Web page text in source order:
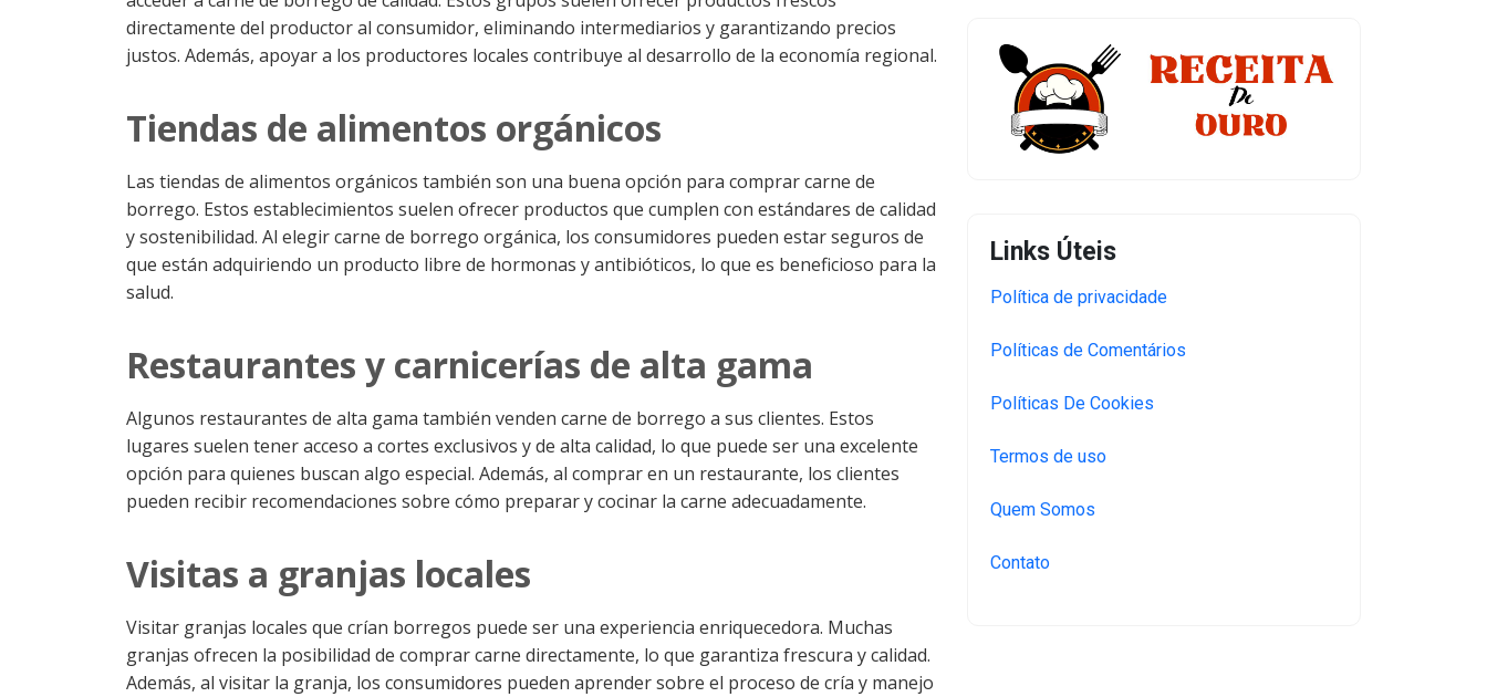
directamente del productor al consumidor, eliminando intermediarios y garantizando precios
justos. Además, apoyar a los productores locales contribuye al desarrollo de la economía regional.
Tiendas de alimentos orgánicos
Las tiendas de alimentos orgánicos también son una buena opción para comprar carne de
borrego. Estos establecimientos suelen ofrecer productos que cumplen con estándares de calidad
y sostenibilidad. Al elegir carne de borrego orgánica, los consumidores pueden estar seguros de
que están adquiriendo un producto libre de hormonas y antibióticos, lo que es beneficioso para la
salud.
Restaurantes y carnicerías de alta gama
Algunos restaurantes de alta gama también venden carne de borrego a sus clientes. Estos
lugares suelen tener acceso a cortes exclusivos y de alta calidad, lo que puede ser una excelente
opción para quienes buscan algo especial. Además, al comprar en un restaurante, los clientes
pueden recibir recomendaciones sobre cómo preparar y cocinar la carne adecuadamente.
Visitas a granjas locales
Visitar granjas locales que crían borregos puede ser una experiencia enriquecedora. Muchas
granjas ofrecen la posibilidad de comprar carne directamente, lo que garantiza frescura y calidad.
Además, al visitar la granja, los consumidores pueden aprender sobre el proceso de cría y manejo
Links Úteis
Política de privacidade
Políticas de Comentários
Políticas De Cookies
Termos de uso
Quem Somos
Contato